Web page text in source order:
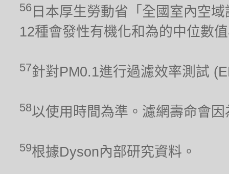
56 日本厚生勞動省「全國室內空
12種會發性有機化和為的中位數
57針對PM0.1進行過濾效率測試
58以使用時間為準。濾網壽命會
59根據Dyson內部研究資料。